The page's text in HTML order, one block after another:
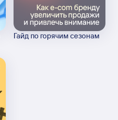
Гайд по горячим сезонам